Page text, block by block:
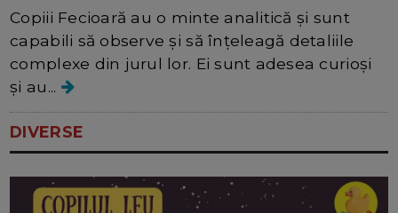
Copiii Fecioară au o minte analitică și sunt
capabili să observe și să înțeleagă detaliile
complexe din jurul lor. Ei sunt adesea curioși
și au...
DIVERSE